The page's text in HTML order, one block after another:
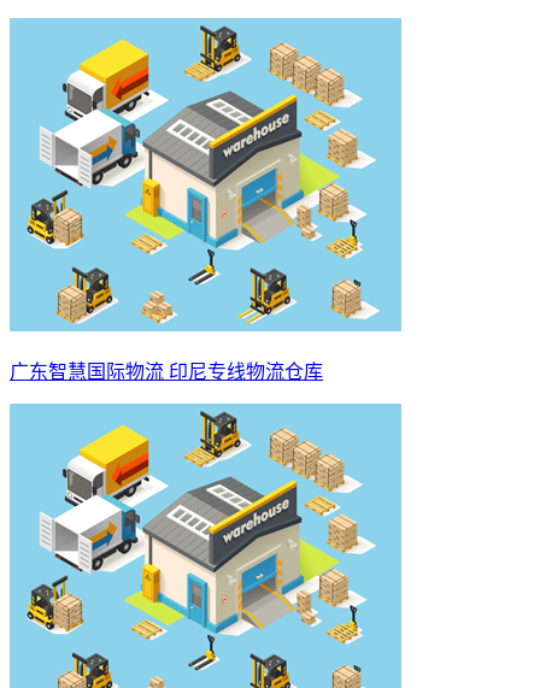
广东智慧国际物流 印尼专线物流仓库